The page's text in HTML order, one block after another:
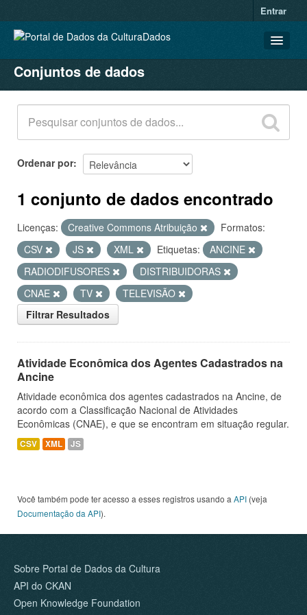
Entrar
CONJUNTOS DE DADOS
ORGANIZAÇÕES
GRUPOS
SOBRE
Conjuntos de dados
Ordenar por
1 conjunto de dados encontrado
Licenças: Creative Commons Atribuição
Formatos:
CSV
JS XML Etiquetas:
ANCINE
RADIODIFUSORES
DISTRIBUIDORAS
CNAE
TV
TELEVISÃO
Filtrar Resultados
Atividade Econômica dos Agentes Cadastrados na
Ancine
Atividade econômica dos agentes cadastrados na Ancine, de
acordo com a Classificação Nacional de Atividades
Econômicas (CNAE), e que se encontram em situação regular.
CSV XML JS
Você também pode ter acesso a esses registros usando a API (veja
Documentação da API).
Sobre Portal de Dados da Cultura
API do CKAN
Open Knowledge Foundation